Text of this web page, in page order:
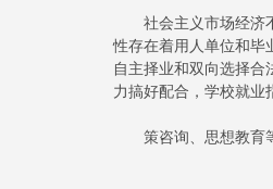
社会主义市场经济不
性存在着用人单位和毕
自主择业和双向选择
力搞好配合，学校就业
策咨询、思想教育等